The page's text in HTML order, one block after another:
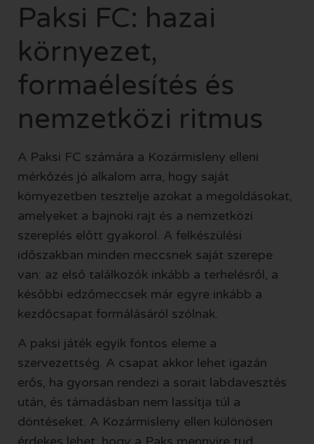
Paksi FC: hazai
környezet,
formaélesítés és
nemzetközi ritmus
A Paksi FC számára a Kozármisleny elleni
mérkőzés jó alkalom arra, hogy saját
környezetben tesztelje azokat a megoldásokat,
amelyeket a bajnoki rajt és a nemzetközi
szereplés előtt gyakorol. A felkészülési
időszakban minden meccsnek saját szerepe
van: az első találkozók inkább a terhelésről, a
későbbi edzőmeccsek már egyre inkább a
kezdőcsapat formálásáról szólnak.
A paksi játék egyik fontos eleme a
szervezettség. A csapat akkor lehet igazán
erős, ha gyorsan rendezi a sorait labdavesztés
után, és támadásban nem lassítja túl a
döntéseket. A Kozármisleny ellen különösen